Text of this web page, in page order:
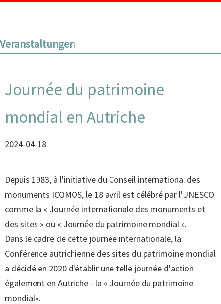
Veranstaltungen
Journée du patrimoine
mondial en Autriche
2024-04-18
Depuis 1983, à l'initiative du Conseil international des
monuments ICOMOS, le 18 avril est célébré par l'UNESCO
comme la « Journée internationale des monuments et
des sites » ou « Journée du patrimoine mondial ».
Dans le cadre de cette journée internationale, la
Conférence autrichienne des sites du patrimoine mondial
a décidé en 2020 d'établir une telle journée d'action
également en Autriche - la « Journée du patrimoine
mondial».